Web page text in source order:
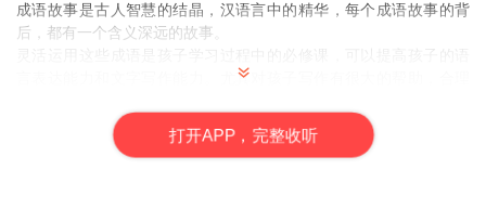
成语故事是古人智慧的结晶，汉语言中的精华，每个成语故事的背
后，都有一个含义深远的故事。
言表达能力和文字写作能力。尤其对孩子写作有很大的帮助，合理
所以读书小课堂，整理了孩子在学习中用到概率比较高的成语，让
打开APP，完整收听